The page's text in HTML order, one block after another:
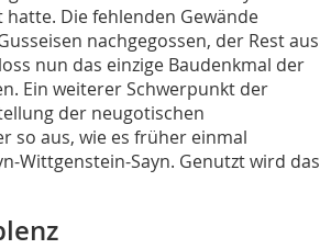
Die fehlenden Gewände
nachgegossen, der Rest aus
nun das einzige Baudenkmal der
Ein weiterer Schwerpunkt der
der neugotischen
so aus, wie es früher einmal
Wittgenstein-Sayn. Genutzt wird das